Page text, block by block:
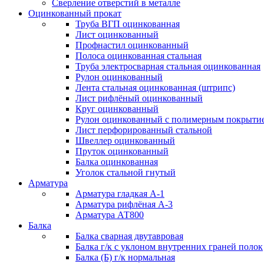
Сверление отверстий в металле
Оцинкованный прокат
Труба ВГП оцинкованная
Лист оцинкованный
Профнастил оцинкованный
Полоса оцинкованная стальная
Труба электросварная стальная оцинкованная
Рулон оцинкованный
Лента стальная оцинкованная (штрипс)
Лист рифлёный оцинкованный
Круг оцинкованный
Рулон оцинкованный с полимерным
Лист перфорированный стальной
Швеллер оцинкованный
Пруток оцинкованный
Балка оцинкованная
Уголок стальной гнутый
Арматура
Арматура гладкая А-1
Арматура рифлёная А-3
Арматура АТ800
Балка
Балка сварная двутавровая
Балка г/к с уклоном внутренних граней полок
Балка (Б) г/к нормальная